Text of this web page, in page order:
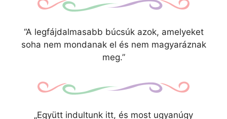
“A legfájdalmasabb búcsúk azok, amelyeket
soha nem mondanak el és nem magyaráznak
meg.”
„Együtt indultunk itt, és most ugyanúgy